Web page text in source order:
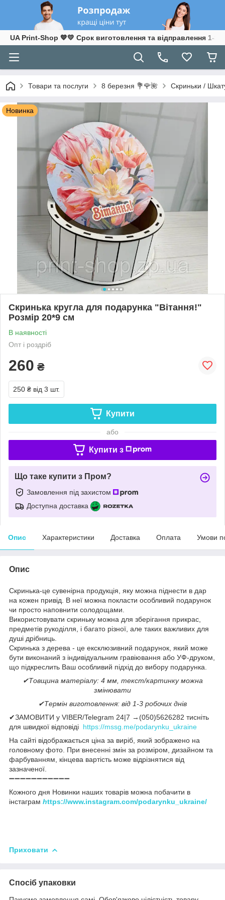
UA Print-Shop ​💙💛 Срок виготовлення та відправлення 1-3
Товари та послуги 8 березня 💐🌹🌺 Скриньки /
Новинка
Скринька кругла для подарунка "Вітання!"
Розмір 20*9 см
В наявності
Опт і роздріб
260 ₴
250 ₴ від 3 шт.
Купити
або
Купити з
Що таке купити з Пром?
Замовлення під захистом
Доступна доставка
Опис Характеристики Доставка Оплата Умови
Опис
Скринька-це сувенірна продукція, яку можна піднести в дар
на кожен привід. В неї можна покласти особливий подарунок
чи просто наповнити солодощами.
Використовувати скриньку можна для зберігання прикрас,
предметів рукоділля, і багато різної, але таких важливих для
душі дрібниць.
Скринька з дерева - це ексклюзивний подарунок, який може
бути виконаний з індивідуальним гравіювання або УФ-друком,
що підкреслить Ваш особливий підхід до вибору подарунка.
✔Товщина матеріалу: 4 мм, текст/картинку можна
змінювати
✔Термін виготовлення: від 1-3 робочих днів
✔ЗАМОВИТИ у VIBER/Telegram 24|7 →(050)5626282 тисніть
для швидкої відповіді https://mssg.me/podarynku_ukraine
На сайті відображається ціна за виріб, який зображено на
головному фото. При внесенні змін за розміром, дизайном та
фарбуванням, кінцева вартість може відрізнятися від
зазначеної.
➖➖➖➖➖➖➖➖➖➖➖
Кожного дня Новинки наших товарів можна побачити в
інстаграм https://www.instagram.com/podarynku_ukraine/
Приховати
Спосіб упаковки